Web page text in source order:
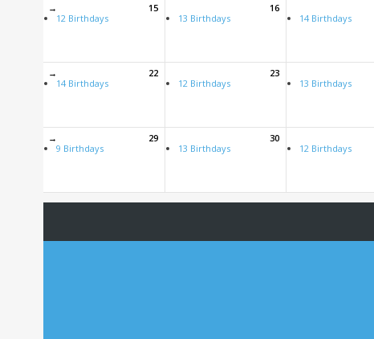
→
15
12 Birthdays
16
13 Birthdays
14 Birthdays
→
22
14 Birthdays
23
12 Birthdays
13 Birthdays
→
29
9 Birthdays
30
13 Birthdays
12 Birthdays